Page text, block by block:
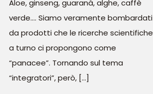
Aloe, ginseng, guaranà, alghe, caffè
verde…. Siamo veramente bombardati
da prodotti che le ricerche scientifiche
a turno ci propongono come
“panacee”. Tornando sul tema
“integratori”, però,[…]